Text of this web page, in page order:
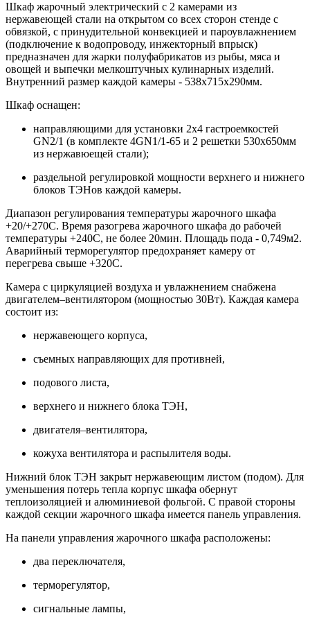
Шкаф жарочный электрический с 2 камерами из
нержавеющей стали на открытом со всех сторон стенде с
обвязкой, с принудительной конвекцией и пароувлажнением
(подключение к водопроводу, инжекторный впрыск)
предназначен для жарки полуфабрикатов из рыбы, мяса и
овощей и выпечки мелкоштучных кулинарных изделий.
Внутренний размер каждой камеры - 538х715х290мм.
Шкаф оснащен:
направляющими для установки 2х4 гастроемкостей
GN2/1 (в комплекте 4GN1/1-65 и 2 решетки 530х650мм
из нержавюещей стали);
раздельной регулировкой мощности верхнего и нижнего
блоков ТЭНов каждой камеры.
Диапазон регулирования температуры жарочного шкафа
+20/+270С. Время разогрева жарочного шкафа до рабочей
температуры +240С, не более 20мин. Площадь пода - 0,749м2.
Аварийный терморегулятор предохраняет камеру от
перегрева свыше +320С.
Камера с циркуляцией воздуха и увлажнением снабжена
двигателем–вентилятором (мощностью 30Вт). Каждая камера
состоит из:
нержавеющего корпуса,
съемных направляющих для противней,
подового листа,
верхнего и нижнего блока ТЭН,
двигателя–вентилятора,
кожуха вентилятора и распылителя воды.
Нижний блок ТЭН закрыт нержавеющим листом (подом). Для
уменьшения потерь тепла корпус шкафа обернут
теплоизоляцией и алюминиевой фольгой. С правой стороны
каждой секции жарочного шкафа имеется панель управления.
На панели управления жарочного шкафа расположены:
два переключателя,
терморегулятор,
сигнальные лампы,